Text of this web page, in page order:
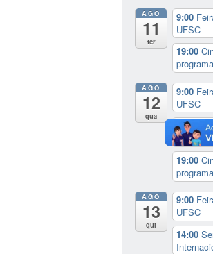
AGO
11
ter
9:00
UFSC
19:00
AGO
12
qua
9:00
UFSC
17:00
Muzart
19:00
AGO
13
qui
9:00
UFSC
14:00